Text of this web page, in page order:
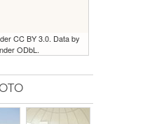
CC BY 3.0. Data by
ODbL.